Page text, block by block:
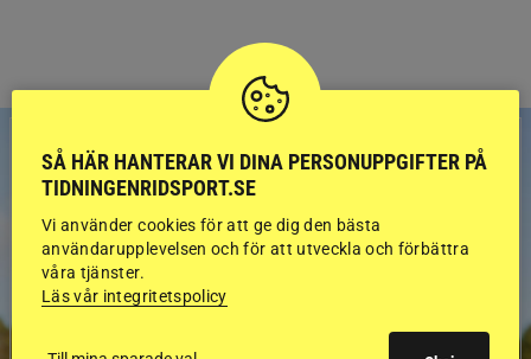
SÅ HÄR HANTERAR VI DINA PERSONUPPGIFTER PÅ
TIDNINGENRIDSPORT.SE
Vi använder cookies för att ge dig den bästa
användarupplevelsen och för att utveckla och förbättra
våra tjänster.
Läs vår integritetspolicy